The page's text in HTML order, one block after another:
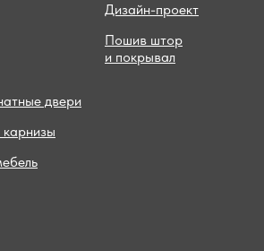
двери
Дизайн-проект
Пошив штор
и покрывал